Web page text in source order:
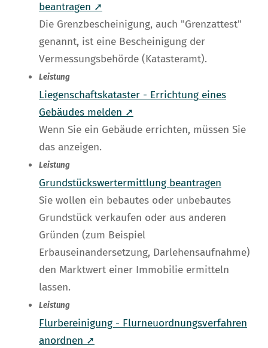
beantragen ➚
Die Grenzbescheinigung, auch "Grenzattest"
genannt, ist eine Bescheinigung der
Vermessungsbehörde (Katasteramt).
Leistung
Liegenschaftskataster - Errichtung eines
Gebäudes melden ➚
Wenn Sie ein Gebäude errichten, müssen Sie
das anzeigen.
Leistung
Grundstückswertermittlung beantragen
Sie wollen ein bebautes oder unbebautes
Grundstück verkaufen oder aus anderen
Gründen (zum Beispiel
Erbauseinandersetzung, Darlehensaufnahme)
den Marktwert einer Immobilie ermitteln
lassen.
Leistung
Flurbereinigung - Flurneuordnungsverfahren
anordnen ➚